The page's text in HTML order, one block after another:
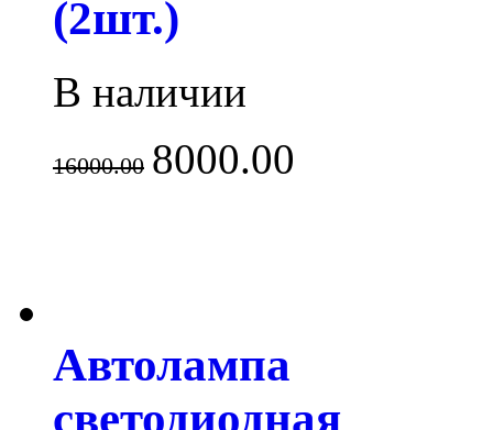
(2шт.)
В наличии
16000.00 8000.00
Автолампа
светодиодная